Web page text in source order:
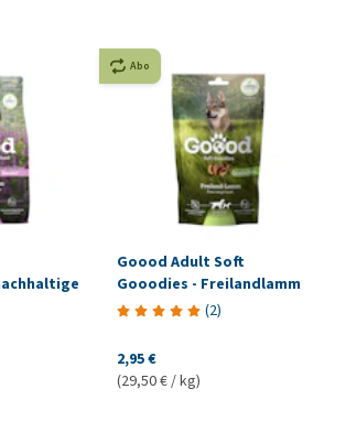
Abo
Goood Adult Soft
Gooodies - Freilandlamm
(2)
2,95 €
(29,50 € / kg)